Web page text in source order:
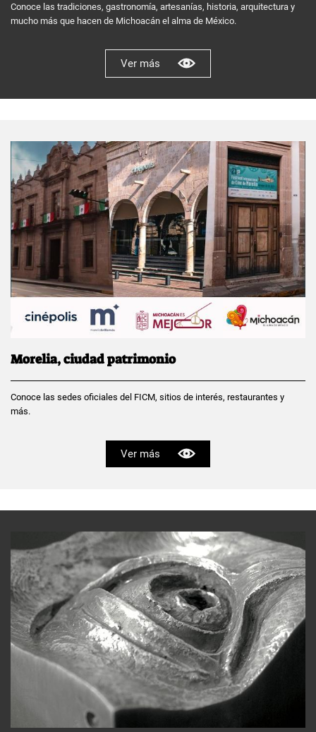
Conoce las tradiciones, gastronomía, artesanías, historia, arquitectura y
mucho más que hacen de Michoacán el alma de México.
Ver más
Morelia, ciudad patrimonio
Conoce las sedes oficiales del FICM, sitios de interés, restaurantes y
más.
Ver más